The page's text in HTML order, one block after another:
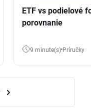
ETF vs podielové
porovnanie
9 minute(s) Príručky